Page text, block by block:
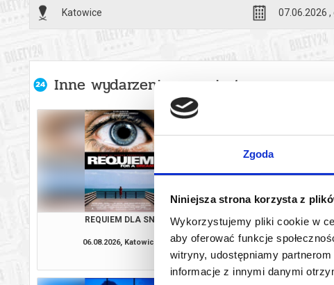
Zgoda
Niniejsza strona korzysta z
Wykorzystujemy pliki cookie w
aby oferować funkcje
witryny, udostępniamy
informacje z innymi danymi
Katowice 07.06.2026 ,
Inne wydarzenia organizatora
REQUIEM DLA SNU
06.08.2026, Katowice
kup bilet
ODYSEJA
07.08.2026, Katowice